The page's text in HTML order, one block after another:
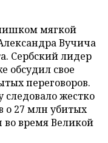
мягкой
Вучича
Сербский лидер
обсудил свое
переговоров.
жестко
о 27 млн убитых
время Великой